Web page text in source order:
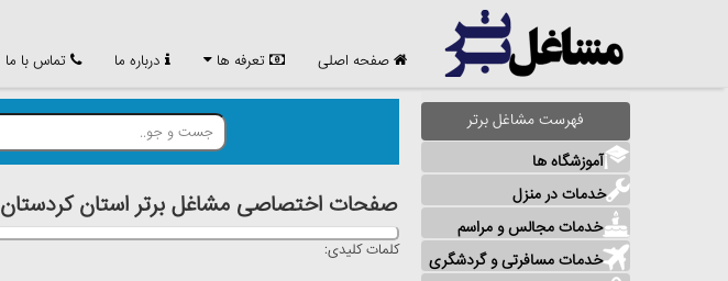
صفحه اصلی تعرفه ها درباره ما تماس با ما
فهرست مشاغل برتر
آموزشگاه ها
خدمات در منزل
خدمات مجالس و مراسم
خدمات مسافرتی و گردشگری
صفحات اختصاصی مشاغل برتر استان كردستان
کلمات کلیدی: